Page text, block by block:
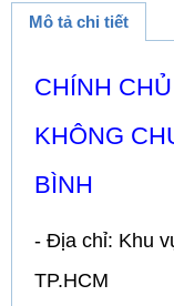
Mô tả chi tiết
CHÍNH
KHÔNG
BÌNH
- Địa chỉ: Khu
TP.HCM